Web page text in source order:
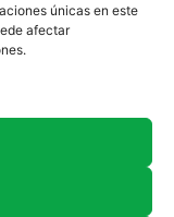
únicas en este
afectar
interés